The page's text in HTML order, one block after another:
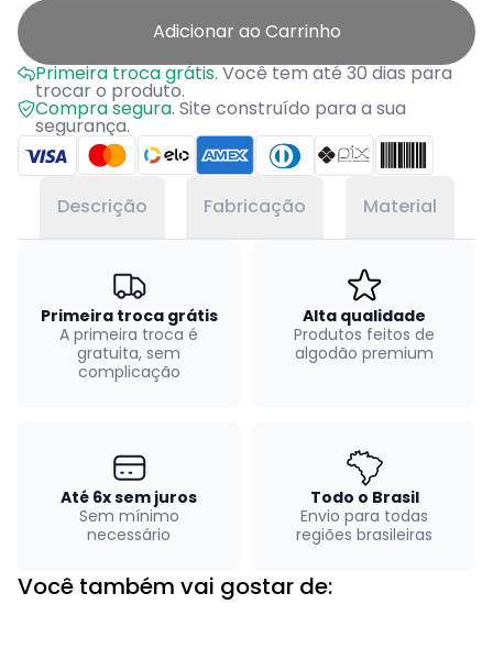
Adicionar ao Carrinho
Primeira troca grátis.Você tem até 30 dias para
trocar o produto.
Compra segura. Site construído para a sua
segurança.
Descrição Fabricação Material
Primeira troca grátis
A primeira troca é
gratuita, sem
complicação
Alta qualidade
Produtos feitos de
algodão premium
Até 6x sem juros
Sem mínimo
necessário
Todo o Brasil
Envio para todas
regiões brasileiras
Você também vai gostar de: